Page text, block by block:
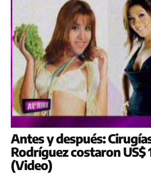
Antes y después:
Rodríguez costaron US$
(Video)